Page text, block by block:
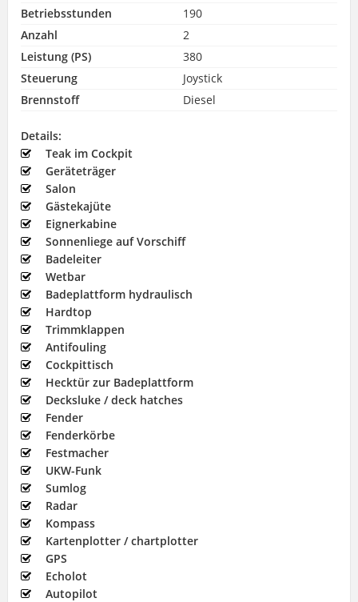
Betriebsstunden
190
Anzahl
2
Leistung (PS)
380
Steuerung
Joystick
Brennstoff
Diesel
Details:
Teak im Cockpit
Geräteträger
Salon
Gästekajüte
Eignerkabine
Sonnenliege auf Vorschiff
Badeleiter
Wetbar
Badeplattform hydraulisch
Hardtop
Trimmklappen
Antifouling
Cockpittisch
Hecktür zur Badeplattform
Decksluke / deck hatches
Fender
Fenderkörbe
Festmacher
UKW-Funk
Sumlog
Radar
Kompass
Kartenplotter / chartplotter
GPS
Echolot
Autopilot